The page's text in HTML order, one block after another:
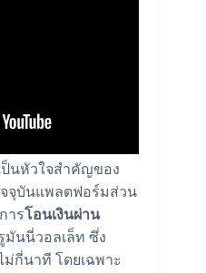
ป็นหัวใจสำคัญของ
จุบันแพลตฟอร์มส่วน
ารโอนเงินผ่าน
นนี่วอลเล็ท ซึ่ง
กี่นาที โดยเฉพาะ